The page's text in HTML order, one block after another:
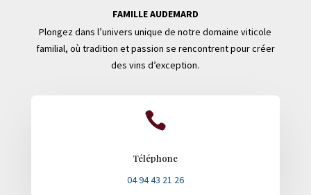
FAMILLE AUDEMARD
Plongez dans l’univers unique de notre domaine viticole
familial, où tradition et passion se rencontrent pour créer
des vins d’exception.

Téléphone
04 94 43 21 26